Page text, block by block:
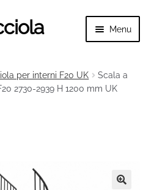
Menu
il
menu
per interni F20 UK
Scala a
2730-2939 H 1200 mm UK